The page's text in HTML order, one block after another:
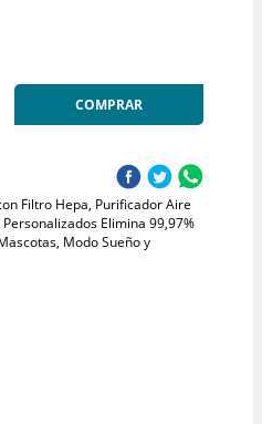
COMPRAR
Filtro Hepa, Purificador Aire
Elimina 99,97%
Modo Sueño y